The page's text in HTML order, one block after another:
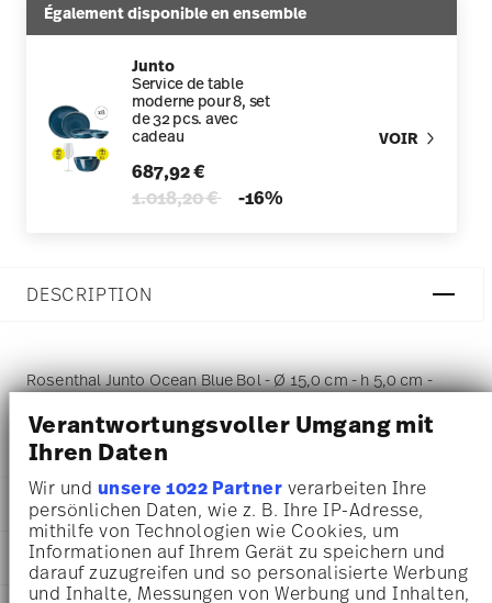
Verantwortungsvoller Umgang mit
Ihren Daten
Wir und unsere 1022 Partnerverarbeiten Ihre
persönlichen Daten, wie z. B. Ihre IP-Adresse,
mithilfe von Technologien wie Cookies, um
Informationen auf Ihrem Gerät zu speichern und
darauf zuzugreifen und so personalisierte Werbung
und Inhalte, Messungen von Werbung und Inhalten,
Également disponible en ensemble
Junto
Service de table
moderne pour 8, set
de 32 pcs. avec
cadeau
687,92 €
Price reduced from
1.018,20 €to-16%
VOIR
DESCRIPTION
Rosenthal Junto Ocean Blue Bol - Ø 15,0 cm - h 5,0 cm -
0,250 l, Porcelaine
DÉTAILS
Rosenthal
Junto
Ocean Blue
DIMENSIONS
15,00 cm